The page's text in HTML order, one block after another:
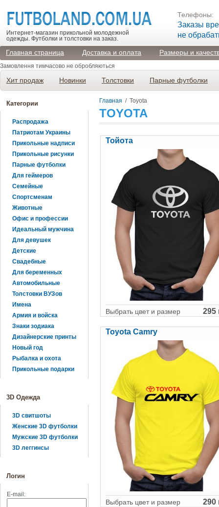
Интернет-магазин прикольной молодежной
одежды. Футболки и толстовки на заказ.
Телефоны:
Заказы
не
Главная страница Доставка и оплата Размеры и
Замовлення тимчасово не обробляються
Хит продаж Новинки Толстовки Парные футболки
Категории
Распродажа
Патриотам Украины
Прикольные надписи
Прикольные рисунки
Парные футболки
Для геймеров
Семейные
Спортсменам
Животные
Офис и профессии
Идеальный мужчина
Для девушек
Детские
Свадебные
Для беременных
Автомобильные
Толстовки ВУЗов
Имена
Армия и войска
Знаки зодиака
Дизайнерские принты
Новый год
Рыбалка и охота
Прикольные подарки
3D Одежда
3D свитшоты
Женские 3D футболки
Мужские 3D футболки
3D леггинсы
Логин
E-mail:
Главная / Toyota
TOYOTA
Тойота
Выбрать цвет и размер 295
Toyota Camry
Выбрать цвет и размер 290